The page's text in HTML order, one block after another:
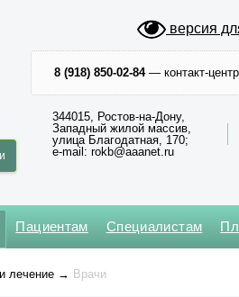
версия
8 (918) 850-02-84— контакт-
344015, Ростов-на-Дону,
Западный жилой массив,
улица Благодатная, 170;
e-mail: rokb@aaanet.ru
№1
Пациентам Специалистам
лечение → Врачи